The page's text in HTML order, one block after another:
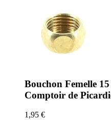
Bouchon Femelle
Comptoir de
1,95 €